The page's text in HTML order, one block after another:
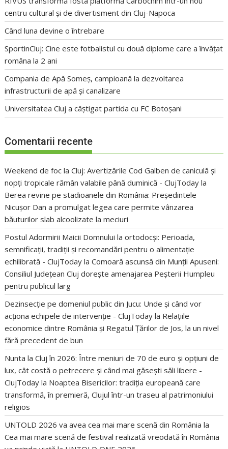
centru cultural și de divertisment din Cluj-Napoca
Când luna devine o întrebare
SportinCluj: Cine este fotbalistul cu două diplome care a învățat
româna la 2 ani
Compania de Apă Someș, campioană la dezvoltarea
infrastructurii de apă și canalizare
Universitatea Cluj a câștigat partida cu FC Botoșani
Comentarii recente
Weekend de foc la Cluj: Avertizările Cod Galben de caniculă și
nopți tropicale rămân valabile până duminică - ClujToday la
Berea revine pe stadioanele din România: Președintele
Nicușor Dan a promulgat legea care permite vânzarea
băuturilor slab alcoolizate la meciuri
Postul Adormirii Maicii Domnului la ortodocși: Perioada,
semnificații, tradiții și recomandări pentru o alimentație
echilibrată - ClujToday laComoară ascunsă din Munții Apuseni:
Consiliul Județean Cluj dorește amenajarea Peșterii Humpleu
pentru publicul larg
Dezinsecție pe domeniul public din Jucu: Unde și când vor
acționa echipele de intervenție - ClujToday la Relațiile
economice dintre România și Regatul Țărilor de Jos, la un nivel
fără precedent de bun
Nunta la Cluj în 2026: Între meniuri de 70 de euro și opțiuni de
lux, cât costă o petrecere și când mai găsești săli libere -
ClujToday la Noaptea Bisericilor: tradiția europeană care
transformă, în premieră, Clujul într-un traseu al patrimoniului
religios
UNTOLD 2026 va avea cea mai mare scenă din România la
Cea mai mare scenă de festival realizată vreodată în România